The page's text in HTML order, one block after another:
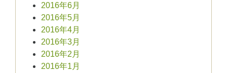
2016年6月
2016年5月
2016年4月
2016年3月
2016年2月
2016年1月